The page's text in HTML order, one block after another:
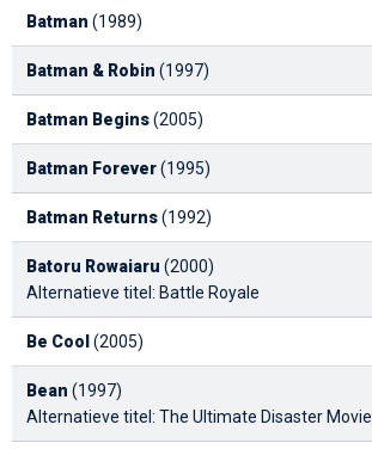
Batman (1989)
Batman & Robin (1997)
Batman Begins(2005)
Batman Forever(1995)
Batman Returns(1992)
Batoru Rowaiaru (2000)
Alternatieve titel: Battle Royale
Be Cool (2005)
Bean (1997)
Alternatieve titel: The Ultimate Disaster Movie